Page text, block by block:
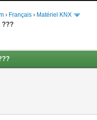
› Français › Matériel KNX
???